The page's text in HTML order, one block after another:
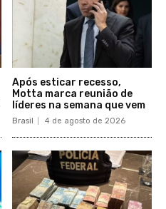
Após esticar recesso,
Motta marca reunião de
líderes na semana que vem
Brasil 4 de agosto de 2026